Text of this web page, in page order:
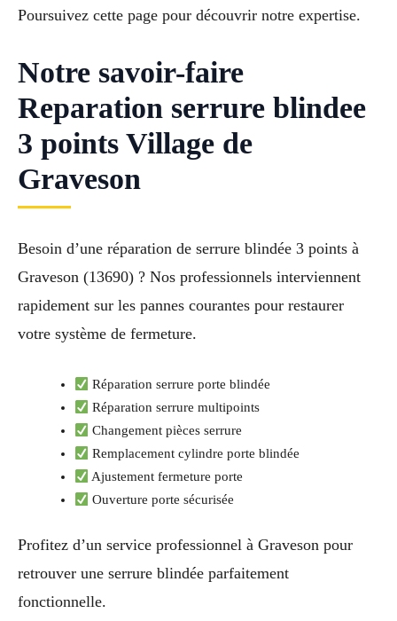
Poursuivez cette page pour découvrir notre expertise.
Notre savoir-faire
Reparation serrure blindee
3 points Village de
Graveson
Besoin d’une réparation de serrure blindée 3 points à
Graveson (13690) ? Nos professionnels interviennent
rapidement sur les pannes courantes pour restaurer
votre système de fermeture.
Réparation serrure porte blindée
Réparation serrure multipoints
Changement pièces serrure
Remplacement cylindre porte blindée
Ajustement fermeture porte
Ouverture porte sécurisée
Profitez d’un service professionnel à Graveson pour
retrouver une serrure blindée parfaitement
fonctionnelle.